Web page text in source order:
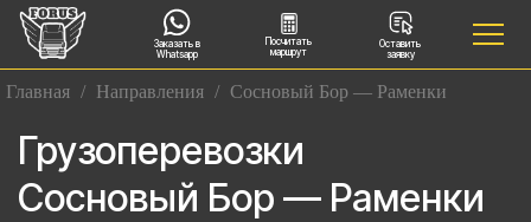
Заказать в
Whatsapp
Посчитать
маршрут
Оставить
заявку
Главная / Направления / Сосновый Бор — Раменки
Грузоперевозки
Сосновый Бор — Раменки